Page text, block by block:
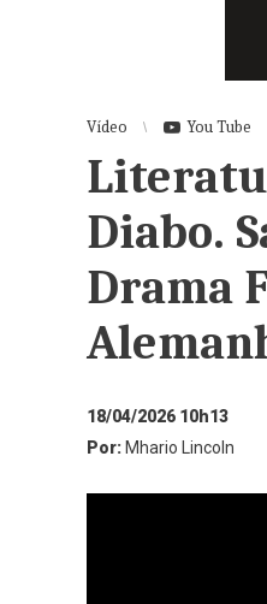
Vídeo You Tube
Diabo.
Drama
18/04/2026 10h13
Por: Mhario Lincoln